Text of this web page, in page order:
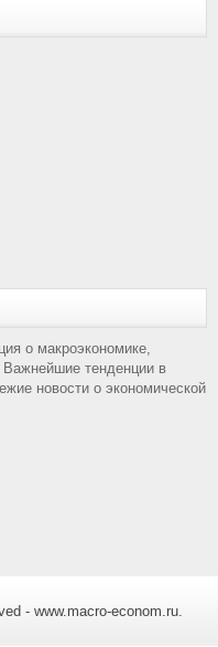
о макроэкономике,
тенденции в
новости о экономической
- www.macro-econom.ru.